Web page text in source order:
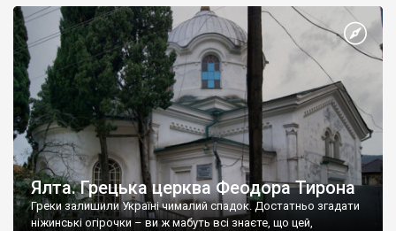
Ялта. Грецька церква Феодора Тирона
Греки залишили Україні чималий спадок. Достатньо згадати
ніжинські огірочки – ви ж мабуть всі знаєте, що цей,